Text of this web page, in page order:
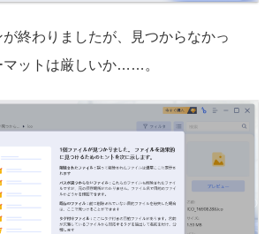
終わりましたが、見つからなかっ
ットは厳しいか……。